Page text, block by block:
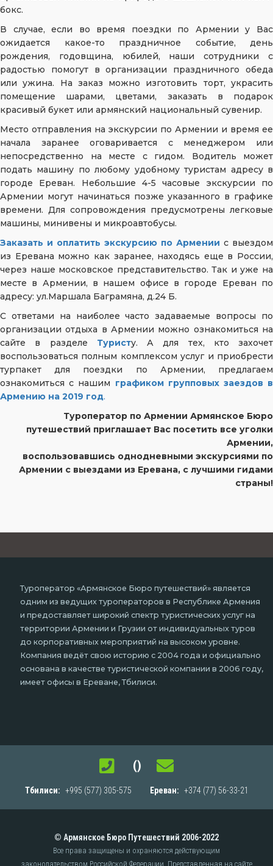
бокс.
В случае, если во время поездки по Армении у Вас
ожидается какое-то праздничное событие, день
рождения, годовщина, юбилей, наши сотрудники с
радостью помогут в организации праздничного обеда
или ужина. На заказ можно изготовить торт, украсить
помещение шарами, цветами, заказать в подарок
красивый букет или армянский национальный сувенир.
Место отправления на экскурсии по Армении и время ее
начала заранее оговаривается с менеджером или
непосредственно на месте с гидом. Водитель может
подать машину по любому удобному туристам адресу в
городе Ереван. Небольшие 4-5 часовые экскурсии по
Армении могут начинаться позже указанного в графике
времени. Для сопровождения предусмотрены легковые
машины, минивены и микроавтобусы.
Заказать и оплатить экскурсию по Армении с выездом
из Еревана можно как заранее, находясь еще в России,
через наше московское представительство. Так и уже на
месте в Армении, в нашем офисе в городе Ереван по
адресу: ул.Маршала Баграмяна, д.24 Б.
С ответами на наиболее часто задаваемые вопросы по
организации отдыха в Армении можно ознакомиться на
сайте в разделе Туристу. А для тех, кто захочет
воспользоваться полным комплексом услуг и приобрести
турпакет для поездки по Армении, предлагаем
ознакомиться с нашим графиком групповых заездов в
Армению на 2019 год.
Туроператор по Армении Армянское Бюро
путешествий приглашает Вас посетить все уголки
Армении,
воспользовавшись однодневными экскурсиями по
Армении с выездами из Еревана, с лучшими гидами
страны!
Туроператор «Армянское Бюро путешествий» является
одним из ведущих туроператоров в Республике Армения
и предоставляет широкий спектр туристических услуг на
территории Армении и Грузии от индивидуальных туров
до корпоративных мероприятий на высоком уровне.
Компания ведёт свою историю с 2004 года и официально
основана в качестве туристической компании в 2006 году,
имеет офисы в Ереване, Тбилиси.
()
Тбилиси: +995 (577) 305-575 Ереван: +374 (77) 56-33-21
© Армянское Бюро Путешествий 2006-2022
Все права защищены и охраняются действующим
законодательством Российской Федерации. Представленная на сайте